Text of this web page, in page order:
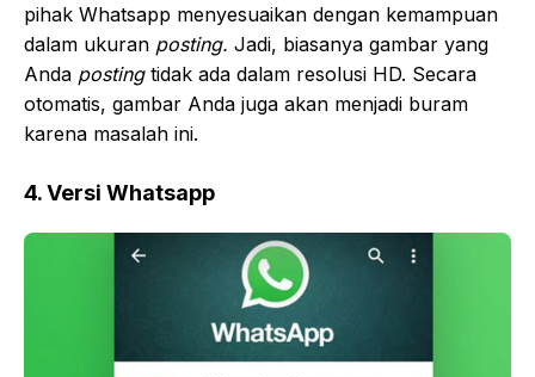
pihak Whatsapp menyesuaikan dengan kemampuan
dalam ukuran posting. Jadi, biasanya gambar yang
Anda posting tidak ada dalam resolusi HD. Secara
otomatis, gambar Anda juga akan menjadi buram
karena masalah ini.
4. Versi Whatsapp